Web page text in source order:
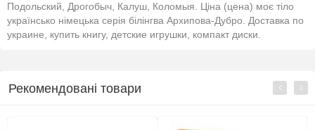
Подольский, Дрогобыч, Калуш, Коломыя. Ціна (цена) моє тіло
українсько німецька серія білінгва Архипова-Дубро. Доставка по
украине, купить книгу, детские игрушки, компакт диски.
Рекомендовані товари